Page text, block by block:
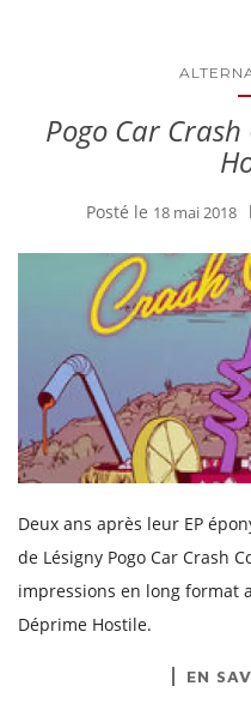
Pogo Car
Posté le 18 mai 2018
Deux ans après leur EP
de Lésigny Pogo Car Crash
impressions en long format
Déprime Hostile.
EN